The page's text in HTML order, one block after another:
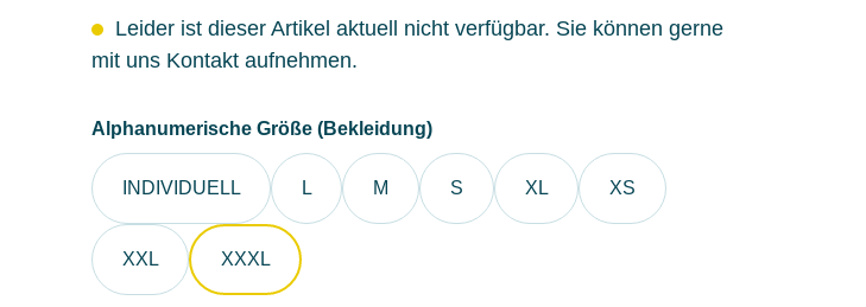
Leider ist dieser Artikel aktuell nicht verfügbar. Sie können gerne
mit uns Kontakt aufnehmen.
Alphanumerische Größe (Bekleidung)auswählen
INDIVIDUELL L M S XL XS
XXL XXXL